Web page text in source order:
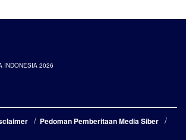
INDONESIA 2026
Pedoman Pemberitaan Media Siber